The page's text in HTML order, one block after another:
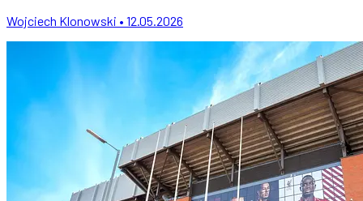
Wojciech Klonowski • 12.05.2026